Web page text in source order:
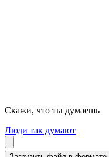
Скажи, что ты думаешь
Люди так думают